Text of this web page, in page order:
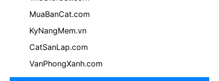
MuaBanCat.com
KyNangMem.vn
CatSanLap.com
VanPhongXanh.com